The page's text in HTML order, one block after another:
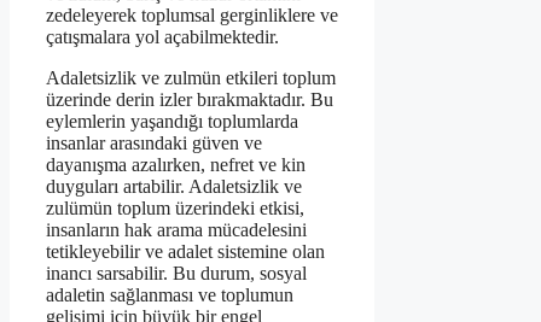
zedeleyerek toplumsal gerginliklere ve
çatışmalara yol açabilmektedir.
Adaletsizlik ve zulmün etkileri toplum
üzerinde derin izler bırakmaktadır. Bu
eylemlerin yaşandığı toplumlarda
insanlar arasındaki güven ve
dayanışma azalırken, nefret ve kin
duyguları artabilir. Adaletsizlik ve
zulümün toplum üzerindeki etkisi,
insanların hak arama mücadelesini
tetikleyebilir ve adalet sistemine olan
inancı sarsabilir. Bu durum, sosyal
adaletin sağlanması ve toplumun
gelişimi için büyük bir engel